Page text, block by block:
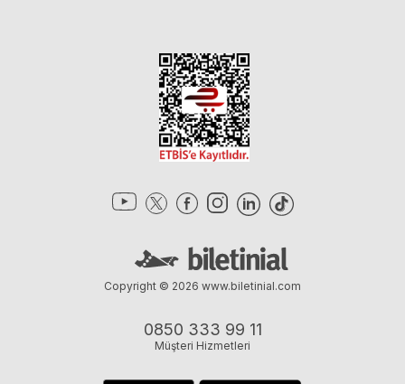
0850 333 99 11
Müşteri Hizmetleri
Copyright © 2026 www.biletinial.com